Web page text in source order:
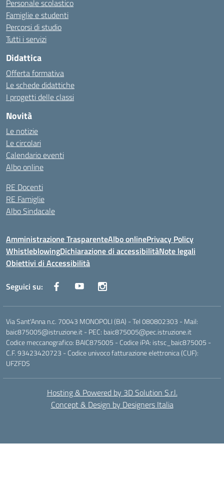
Personale scolastico
Famiglie e studenti
Percorsi di studio
Tutti i servizi
Didattica
Offerta formativa
Le schede didattiche
I progetti delle classi
Novità
Le notizie
Le circolari
Calendario eventi
Albo online
RE Docenti
RE Famiglie
Albo Sindacale
Amministrazione TrasparenteAlbo onlinePrivacy Policy
WhistleblowingDichiarazione di accessibilitàNote legali
Obiettivi di Accessibilità
Seguici su:
Via Sant'Anna n.c. 70043 MONOPOLI (BA) - Tel 080802303 - Mail:
baic875005@istruzione.it - PEC: baic875005@pec.istruzione.it
Codice meccanografico: BAIC875005 - Codice iPA: istsc_baic875005 -
C.F. 93423420723 - Codice univoco fatturazione elettronica (CUF):
UFZFDS
Hosting & Powered by 3D Solution S.r.l.
Concept & Design by Designers Italia